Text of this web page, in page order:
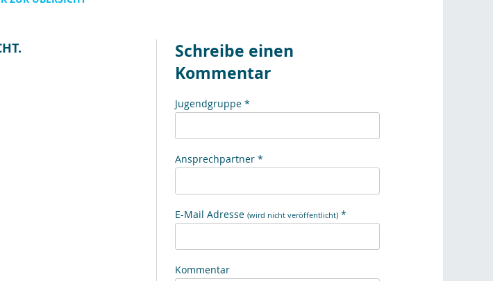
Schreibe einen
Kommentar
Jugendgruppe *
Ansprechpartner *
E-Mail Adresse(wird nicht veröffentlicht) *
Kommentar